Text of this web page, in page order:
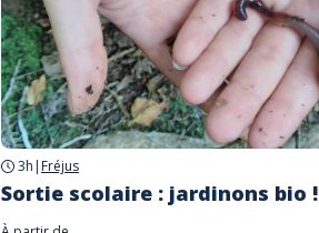
3h | Fréjus
Sortie scolaire : jardinons bio !